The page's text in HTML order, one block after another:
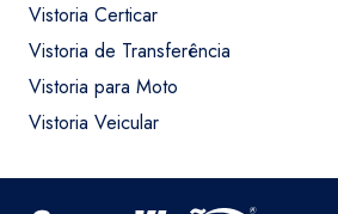
Vistoria Certicar
Vistoria de Transferência
Vistoria para Moto
Vistoria Veicular